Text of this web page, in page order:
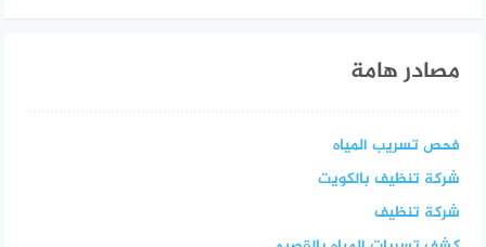
مصادر هامة
فحص تسريب المياه
شركة تنظيف بالكويت
شركة تنظيف